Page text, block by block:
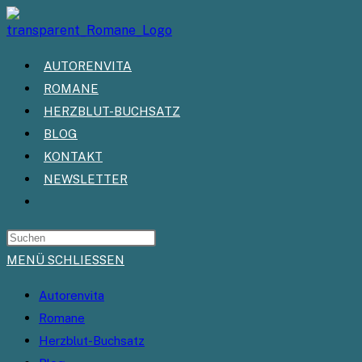
Zum
Inhalt
springenAUTORENVITA
ROMANE
HERZBLUT-BUCHSATZ
BLOG
KONTAKT
NEWSLETTER
UMSCHALTEN
MENÜ SCHLIESSEN
Autorenvita
Romane
Herzblut-Buchsatz